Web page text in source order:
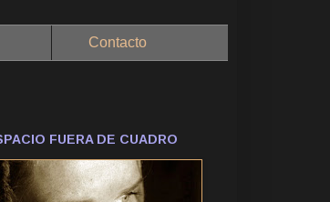
Contacto
FUERA DE CUADRO